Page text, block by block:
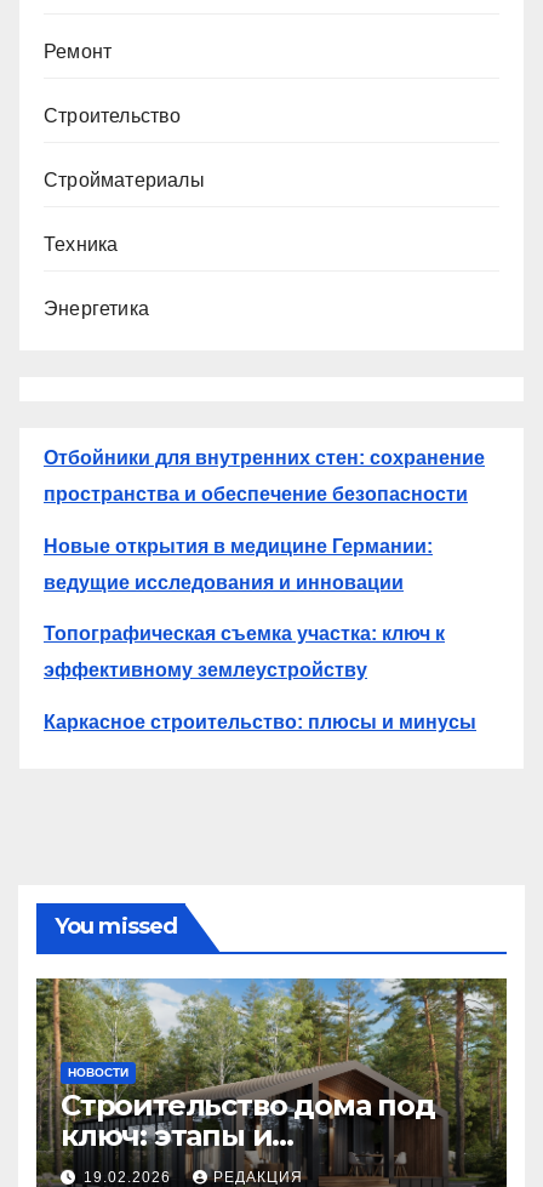
Ремонт
Строительство
Стройматериалы
Техника
Энергетика
Отбойники для внутренних стен: сохранение
пространства и обеспечение безопасности
Новые открытия в медицине Германии:
ведущие исследования и инновации
Топографическая съемка участка: ключ к
эффективному землеустройству
Каркасное строительство: плюсы и минусы
You missed
НОВОСТИ
Строительство дома под
ключ: этапы и
планирование бюджета
19.02.2026 РЕДАКЦИЯ